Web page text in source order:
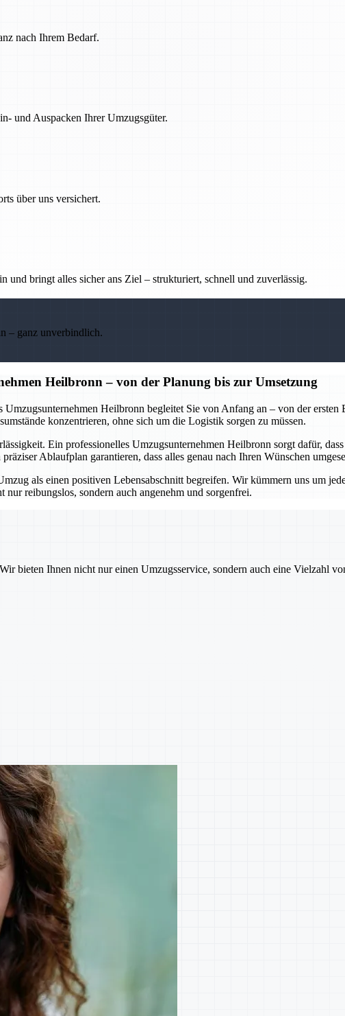
nach Ihrem Bedarf.
und Auspacken Ihrer Umzugsgüter.
über uns versichert.
und bringt alles sicher ans Ziel – strukturiert, schnell und zuverlässig.
– ganz unverbindlich.
Heilbronn – von der Planung bis zur Umsetzung
Heilbronn begleitet Sie von Anfang an – von der
konzentrieren, ohne sich um die Logistik sorgen zu müssen.
Ein professionelles Umzugsunternehmen Heilbronn sorgt dafür,
Ablaufplan garantieren, dass alles genau nach Ihren Wünschen
als einen positiven Lebensabschnitt begreifen. Wir kümmern uns um
reibungslos, sondern auch angenehm und sorgenfrei.
bieten Ihnen nicht nur einen Umzugsservice, sondern auch eine Vielzahl